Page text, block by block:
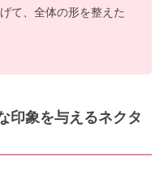
て、全体の形を整えた
印象を与えるネクタ